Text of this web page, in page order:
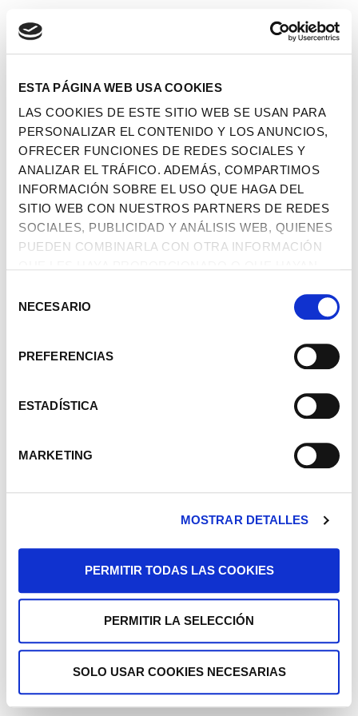
ESTA PÁGINA WEB USA COOKIES
LAS COOKIES DE ESTE SITIO WEB SE USAN PARA
PERSONALIZAR EL CONTENIDO Y LOS ANUNCIOS,
OFRECER FUNCIONES DE REDES SOCIALES Y
ANALIZAR EL TRÁFICO. ADEMÁS, COMPARTIMOS
INFORMACIÓN SOBRE EL USO QUE HAGA DEL
SITIO WEB CON NUESTROS PARTNERS DE REDES
SOCIALES, PUBLICIDAD Y ANÁLISIS WEB, QUIENES
PUEDEN COMBINARLA CON OTRA INFORMACIÓN
DE SUS SERVICIOS.
DENECESARIO
PREFERENCIAS
ESTADÍSTICA
MARKETING
MOSTRAR DETALLES
PERMITIR TODAS LAS COOKIES
PERMITIR LA SELECCIÓN
SOLO USAR COOKIES NECESARIAS